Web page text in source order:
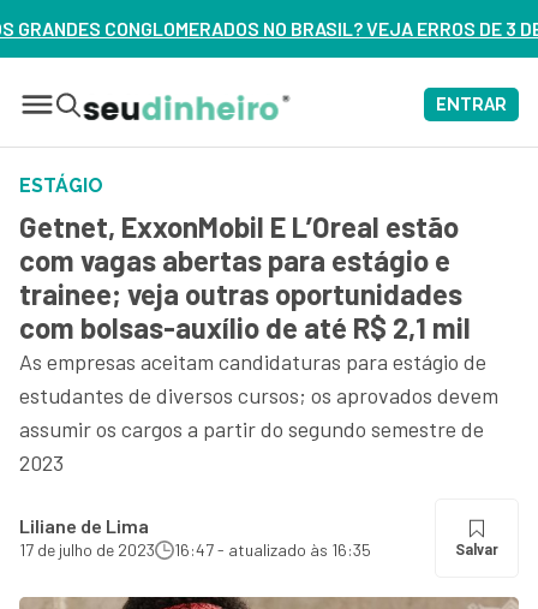
NO BRASIL? VEJA ERROS DE 3 DELES – ASSISTA
ENTRAR
ESTÁGIO
Getnet, ExxonMobil E L’Oreal estão
com vagas abertas para estágio e
trainee; veja outras oportunidades
com bolsas-auxílio de até R$ 2,1 mil
As empresas aceitam candidaturas para estágio de
estudantes de diversos cursos; os aprovados devem
assumir os cargos a partir do segundo semestre de
2023
Liliane de Lima
17 de julho de 2023 16:47 - atualizado às 16:35 Salvar